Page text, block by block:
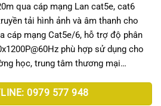
qua cáp mạng Lan cat5e, cat6
tải hình ảnh và âm thanh cho
cáp mạng Cat5e/6, hỗ trợ độ phân
phù hợp sử dụng cho
học, trung tâm thương mại…
0979 577 948